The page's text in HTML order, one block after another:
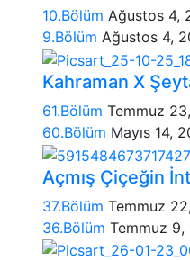
10.Bölüm Ağustos 4,
9.Bölüm Ağustos 4,
Kahraman X
61.Bölüm Temmuz
60.Bölüm Mayıs 14,
Açmış Çiçeğin
37.Bölüm Temmuz
36.Bölüm Temmuz 9,